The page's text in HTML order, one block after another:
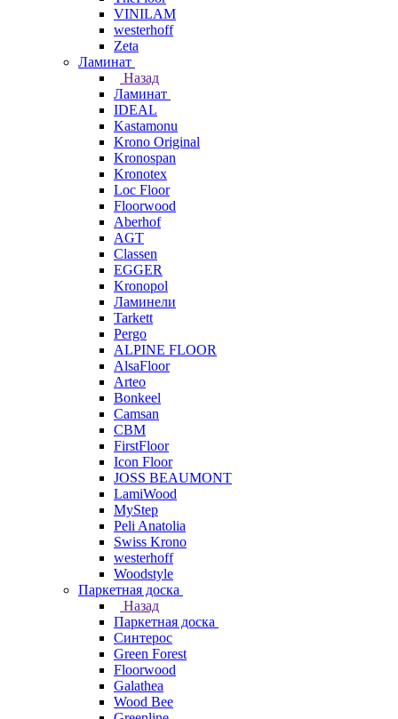
VINILAM
westerhoff
Zeta
Ламинат
Назад
Ламинат
IDEAL
Kastamonu
Krono Original
Kronospan
Kronotex
Loc Floor
Floorwood
Aberhof
AGT
Classen
EGGER
Kronopol
Ламинели
Tarkett
Pergo
ALPINE FLOOR
AlsaFloor
Arteo
Bonkeel
Camsan
CBM
FirstFloor
Icon Floor
JOSS BEAUMONT
LamiWood
MyStep
Peli Anatolia
Swiss Krono
westerhoff
Woodstyle
Паркетная доска
Назад
Паркетная доска
Синтерос
Green Forest
Floorwood
Galathea
Wood Bee